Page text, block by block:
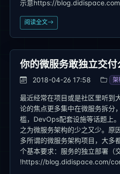
示意https://
阅读全文
你的微服务敢独立交付
2018-04-26 17:58 架
最近经常在项目或是社区里听到
论的焦点更多集中在微服务拆分
槛，DevOps配套设施等话题上
之为微服务架构的少之又少。原
多所谓的微服务架构项目，大多
个基本要求：服务的独立部署（
!https://blog.didispace.com/